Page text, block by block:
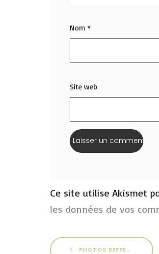
Nom *
Site web
Ce site utilise Akismet
les données de vos
PHOTOS BEFFES 2015